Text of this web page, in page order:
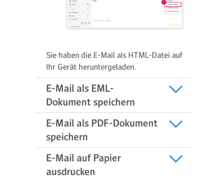
Sie haben die E-Mail als HTML-Datei auf
Ihr Gerät heruntergeladen.
E-Mail als EML-
Dokument speichern
E-Mail als PDF-Dokument
speichern
E-Mail auf Papier
ausdrucken